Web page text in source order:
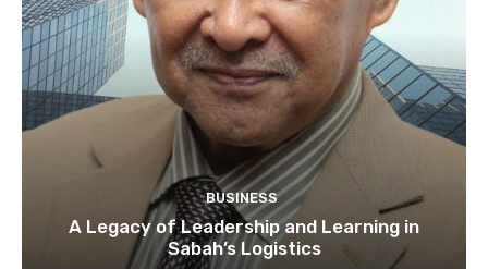
BUSINESS
A Legacy of Leadership and Learning in
Sabah’s Logistics